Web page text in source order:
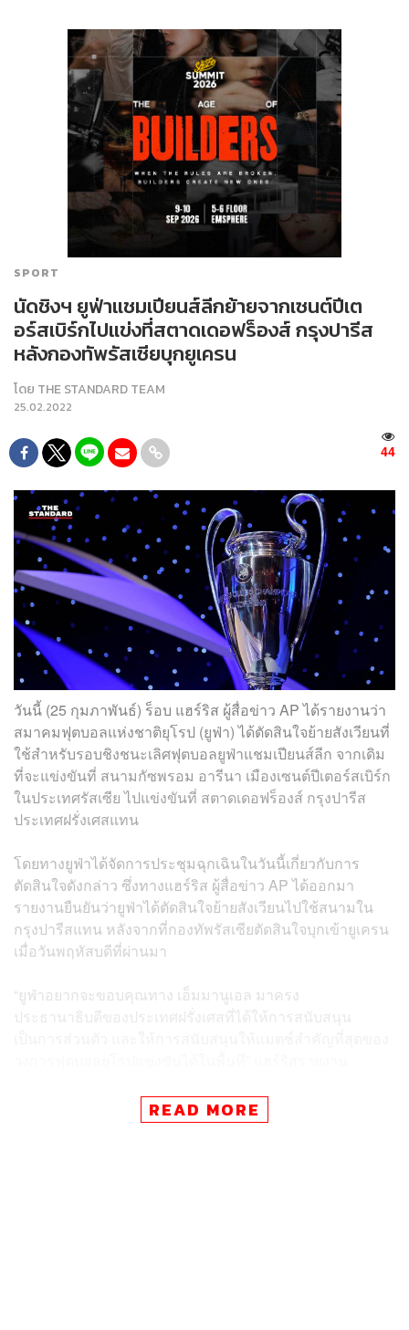
SPORT
นัดชิงฯ ยูฟ่าแชมเปียนส์ลีกย้ายจากเซนต์ปีเต
อร์สเบิร์กไปแข่งที่สตาดเดอฟร็องส์ กรุงปารีส
หลังกองทัพรัสเซียบุกยูเครน
โดย THE STANDARD TEAM
25.02.2022
44
วันนี้ (25 กุมภาพันธ์) ร็อบ แฮร์ริส ผู้สื่อข่าว AP ได้รายงานว่า
สมาคมฟุตบอลแห่งชาติยุโรป (ยูฟ่า) ได้ตัดสินใจย้ายสังเวียนที่
ใช้สำหรับรอบชิงชนะเลิศฟุตบอลยูฟ่าแชมเปียนส์ลีก จากเดิม
ที่จะแข่งขันที่ สนามกัซพรอม อารีนา เมืองเซนต์ปีเตอร์สเบิร์ก
ในประเทศรัสเซีย ไปแข่งขันที่ สตาดเดอฟร็องส์ กรุงปารีส
ประเทศฝรั่งเศสแทน
โดยทางยูฟ่าได้จัดการประชุมฉุกเฉินในวันนี้เกี่ยวกับการ
ตัดสินใจดังกล่าว ซึ่งทางแฮร์ริส ผู้สื่อข่าว AP ได้ออกมา
รายงานยืนยันว่ายูฟ่าได้ตัดสินใจย้ายสังเวียนไปใช้สนามใน
กรุงปารีสแทน หลังจากที่กองทัพรัสเซียตัดสินใจบุกเข้ายูเครน
เมื่อวันพฤหัสบดีที่ผ่านมา
“ยูฟ่าอยากจะขอบคุณทาง เอ็มมานูเอล มาครง
ประธานาธิบดีของประเทศฝรั่งเศสที่ได้ให้การสนับสนุน
นอกจากนี้ ทางยูฟ่ายังได้ตัดสินว่าแมตช์การแข่งขันระหว่าง
รัสเซียและยูเครน ทั้งสโมสรและทีมชาติจะแข่งขันกันใน
READ MORE